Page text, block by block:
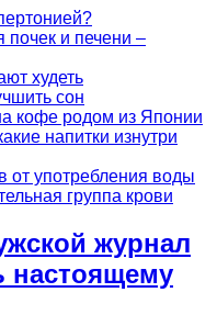
и печени –
худеть
сон
кофе родом из Японии
напитки изнутри
от употребления воды
группа крови
журнал
настоящему